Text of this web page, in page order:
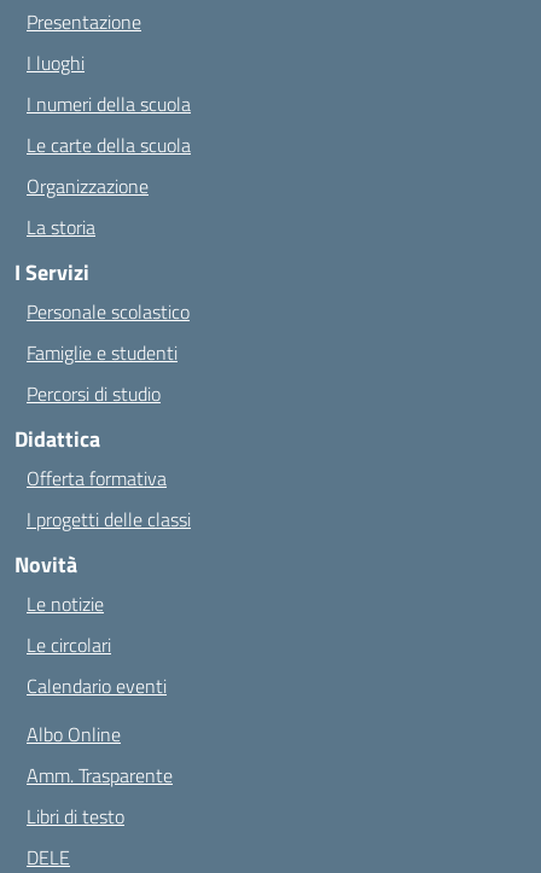
Presentazione
I luoghi
I numeri della scuola
Le carte della scuola
Organizzazione
La storia
I Servizi
Personale scolastico
Famiglie e studenti
Percorsi di studio
Didattica
Offerta formativa
I progetti delle classi
Novità
Le notizie
Le circolari
Calendario eventi
Albo Online
Amm. Trasparente
Libri di testo
DELE